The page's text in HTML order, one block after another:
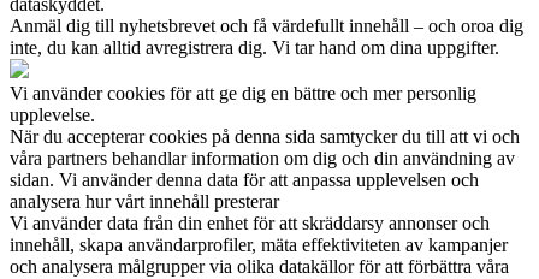
dataskyddet.
Anmäl dig till nyhetsbrevet och få värdefullt innehåll – och oroa dig
inte, du kan alltid avregistrera dig. Vi tar hand om dina uppgifter.
Vi använder cookies för att ge dig en bättre och mer personlig
upplevelse.
När du accepterar cookies på denna sida samtycker du till att vi och
våra partners behandlar information om dig och din användning av
sidan. Vi använder denna data för att anpassa upplevelsen och
analysera hur vårt innehåll presterar
Vi använder data från din enhet för att skräddarsy annonser och
innehåll, skapa användarprofiler, mäta effektiviteten av kampanjer
och analysera målgrupper via olika datakällor för att förbättra våra